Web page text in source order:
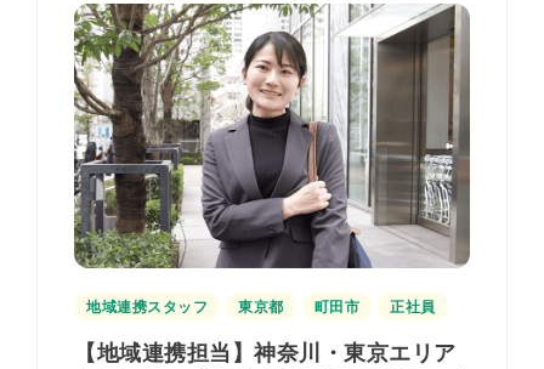
地域連携スタッフ 東京都 町田市 正社員
【地域連携担当】神奈川・東京エリア